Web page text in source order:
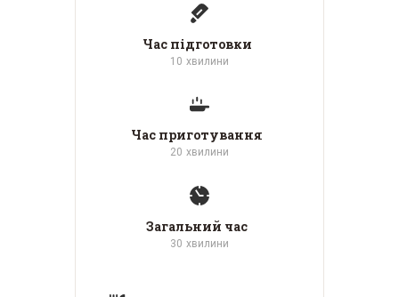
Час підготовки
10 хвилини
Час приготування
20 хвилини
Загальний час
30 хвилини